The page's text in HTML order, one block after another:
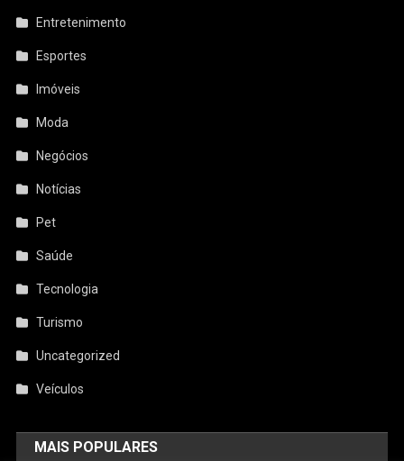
Entretenimento
Esportes
Imóveis
Moda
Negócios
Notícias
Pet
Saúde
Tecnologia
Turismo
Uncategorized
Veículos
MAIS POPULARES